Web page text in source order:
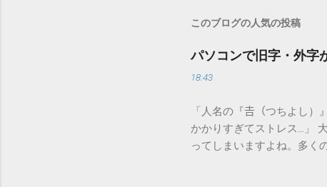
このブログの人気の投稿
パソコンで旧字・外字
18:43
「人名の『𠮷（つちよし
かかりすぎてストレス…」
ってしまいますよね。多く
ードを打ち込むだけで一